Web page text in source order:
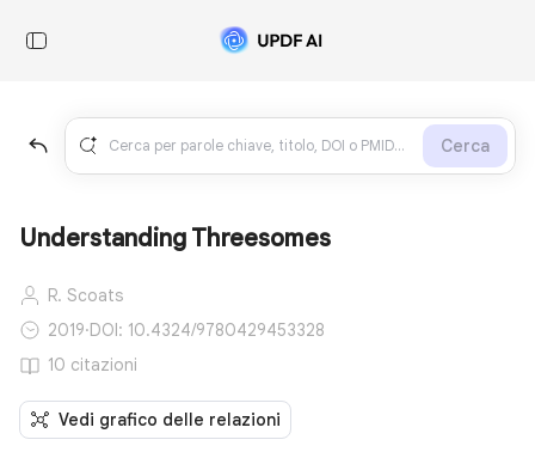
Cerca
Understanding Threesomes
R. Scoats
2019·DOI: 10.4324/9780429453328
10 citazioni
Vedi grafico delle relazioni